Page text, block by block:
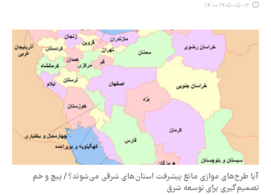
۱۴۰۵-۰۵-۰۳ ۱۴:۰۰
آیا طرح‌های موازی مانع پیشرفت استان‌های شرقی می‌شوند؟ / پیچ و خم
تصمیم‌گیری برای توسعه شرق